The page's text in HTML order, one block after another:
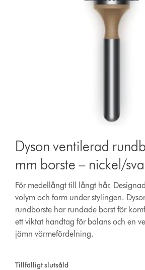
Dyson ventilerad
mm borste – nickel/
För medellångt till långt hår.
volym och form under stylingen.
rundborste har rundade borst för
ett viktat handtag för balans och en
jämn värmefördelning.
Tillfälligt slutsåld